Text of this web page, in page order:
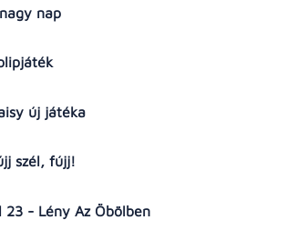
nap
új játéka
szél, fújj!
23 - Lény Az Öbölben